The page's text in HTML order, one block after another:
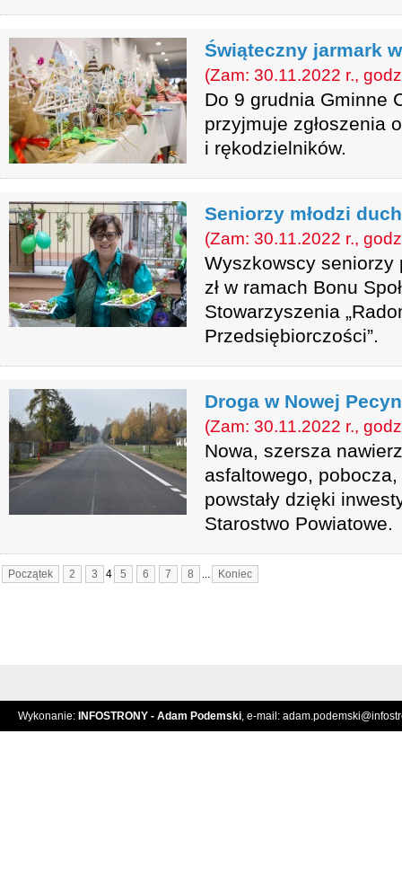
Świąteczny jarmark
(Zam: 30.11.2022 r.,
Do 9 grudnia Gminne
przyjmuje zgłoszenia
i rękodzielników.
Seniorzy młodzi
(Zam: 30.11.2022 r.,
Wyszkowscy
zł w ramach Bonu
Stowarzyszenia
Przedsiębiorczości”.
Droga w Nowej
(Zam: 30.11.2022 r.,
Nowa, szersza
asfaltowego,
powstały dzięki
Starostwo Powiatowe.
Początek 2 3 4 5 6 7 8 ... Koniec
Wykonanie: INFOSTRONY - Adam Podemski, e-mail: